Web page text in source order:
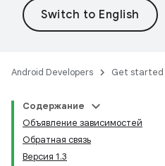
Android Developers Get started
Содержание
Объявление зависимостей
Обратная связь
Версия 1.3